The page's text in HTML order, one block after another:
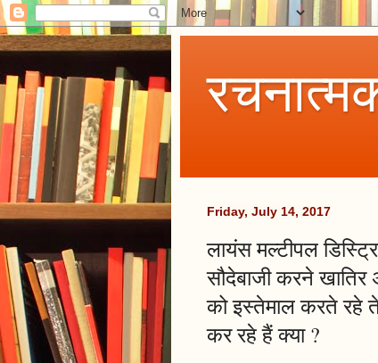
Friday, July 14, 2017
लायंस मल्टीपल
सौदेबाजी करने
को इस्तेमाल करते रहे
कर रहे हैं क्या ?